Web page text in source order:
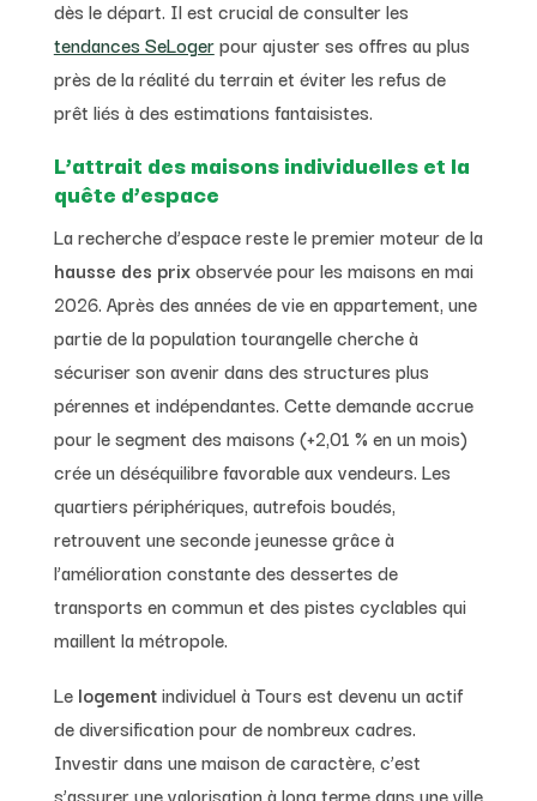
dès le départ. Il est crucial de consulter les
tendances SeLogerpour ajuster ses offres au plus
près de la réalité du terrain et éviter les refus de
prêt liés à des estimations fantaisistes.
L’attrait des maisons individuelles et la
quête d’espace
La recherche d’espace reste le premier moteur de la
hausse des prixobservée pour les maisons en mai
2026. Après des années de vie en appartement, une
partie de la population tourangelle cherche à
sécuriser son avenir dans des structures plus
pérennes et indépendantes. Cette demande accrue
pour le segment des maisons (+2,01 % en un mois)
crée un déséquilibre favorable aux vendeurs. Les
quartiers périphériques, autrefois boudés,
retrouvent une seconde jeunesse grâce à
l’amélioration constante des dessertes de
transports en commun et des pistes cyclables qui
maillent la métropole.
Le logementindividuel à Tours est devenu un actif
de diversification pour de nombreux cadres.
Investir dans une maison de caractère, c’est
s’assurer une valorisation à long terme dans une ville